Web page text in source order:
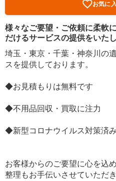
お気に
様々なご要望・ご依頼に柔軟
だけるサービスの提供をいたし
埼玉・東京・千葉・神奈川の
スを提供しております。
◆お見積もりは無料です
◆不用品回収・買取に注力
◆新型コロナウイルス対策済み
お客様からのご要望に心を込
整理もお手伝いさせていただ